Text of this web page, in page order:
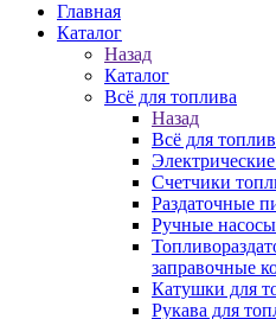
Главная
Каталог
Назад
Каталог
Всё для топлива
Назад
Всё для
Счетчики
Раздаточные
Ручные
заправочные
Катушки для
Рукава для